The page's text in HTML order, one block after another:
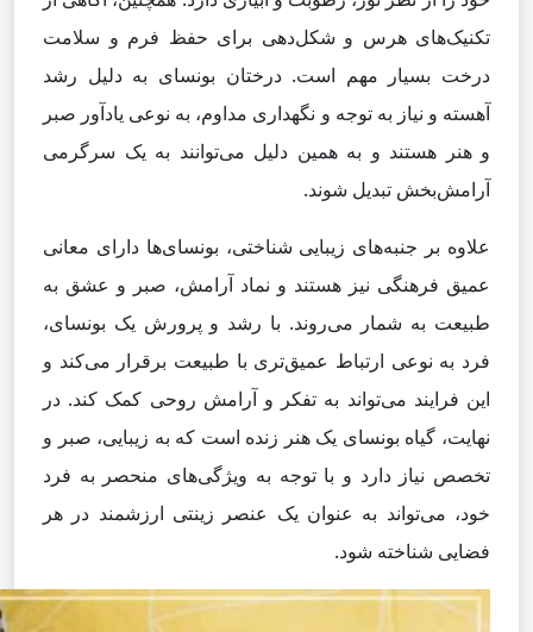
تکنیک‌های هرس و شکل‌دهی برای حفظ فرم و سلامت
درخت بسیار مهم است. درختان بونسای به دلیل رشد
آهسته و نیاز به توجه و نگهداری مداوم، به نوعی یادآور صبر
و هنر هستند و به همین دلیل می‌توانند به یک سرگرمی
آرامش‌بخش تبدیل شوند.
علاوه بر جنبه‌های زیبایی شناختی، بونسای‌ها دارای معانی
عمیق فرهنگی نیز هستند و نماد آرامش، صبر و عشق به
طبیعت به شمار می‌روند. با رشد و پرورش یک بونسای،
فرد به نوعی ارتباط عمیق‌تری با طبیعت برقرار می‌کند و
این فرایند می‌تواند به تفکر و آرامش روحی کمک کند. در
نهایت، گیاه بونسای یک هنر زنده است که به زیبایی، صبر و
تخصص نیاز دارد و با توجه به ویژگی‌های منحصر به فرد
خود، می‌تواند به عنوان یک عنصر زینتی ارزشمند در هر
فضایی شناخته شود.